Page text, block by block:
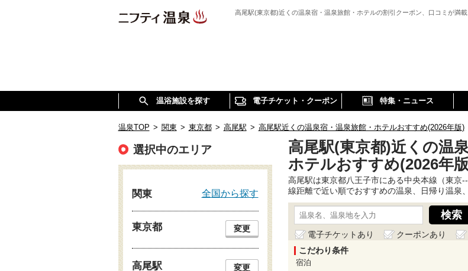
高尾駅(東京都)近くの温泉宿・温泉旅館・ホテルの割引クーポン、口コミが満載
温浴施設を探す 電子チケット・クーポン 特集・ニュース
温泉TOP > 関東 > 東京都 > 高尾駅 > 高尾駅近くの温泉宿・温泉旅館・ホテルおすすめ(2026年版)
高尾駅(東京都)近くの温
ホテルおすすめ(2026年
高尾駅は東京都八王子市にある中央本線（東京
線距離で近い順でおすすめの温泉、日帰り温泉
電子チケットあり クーポンあり
こだわり条件
宿泊
選択中のエリア
関東 全国から探す
東京都 変更
高尾駅 変更